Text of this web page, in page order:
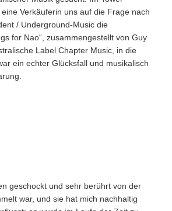
Verkäuferin uns auf die Frage nach
/ Underground-Music die
for Nao“, zusammengestellt von Guy
Label Chapter Music, in die
ein echter Glücksfall und musikalisch
geschockt und sehr berührt von der
war, und sie hat mich nachhaltig